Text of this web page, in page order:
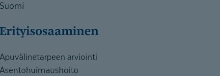
Suomi
Erityisosaaminen
Apuvälinetarpeen arviointi
Asentohuimaushoito